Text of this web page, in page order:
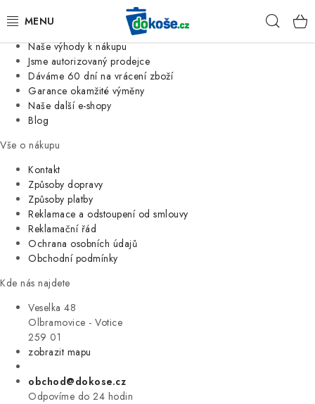
Jsme tradiční česká firma
Naše výhody k nákupu
Jsme autorizovaný prodejce
Dáváme 60 dní na vrácení zboží
Garance okamžité výměny
Naše další e-shopy
Blog
Vše o nákupu
Kontakt
Způsoby dopravy
Způsoby platby
Reklamace a odstoupení od smlouvy
Reklamační řád
Ochrana osobních údajů
Obchodní podmínky
Kde nás najdete
Veselka 48
Olbramovice - Votice
259 01
zobrazit mapu
obchod@dokose.cz
Odpovíme do 24 hodin
KOŠE
SÁČKY
KUCHYNĚ
ORGANIZACE
DOMÁCNOST
ÚKLID
VÝPRODEJ
ZNAČKY
Úvod Kontakt Blog